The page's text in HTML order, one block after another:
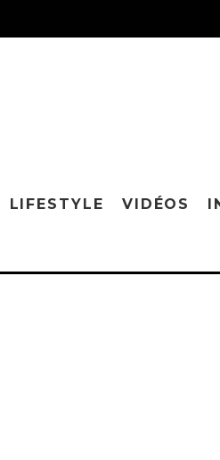
LIFESTYLE VIDÉOS